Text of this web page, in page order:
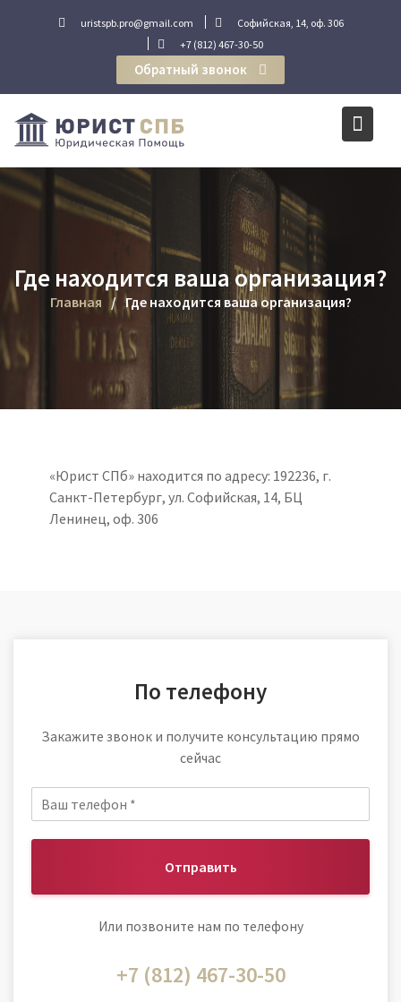
uristspb.pro@gmail.com
Софийская, 14, оф. 306
+7 (812) 467-30-50
Обратный звонок
Где находится ваша организация?
Главная Где находится ваша организация?
«Юрист СПб» находится по адресу: 192236, г.
Санкт-Петербург, ул. Софийская, 14, БЦ
Ленинец, оф. 306
По телефону
Закажите звонок и получите консультацию прямо
сейчас
Отправить
Или позвоните нам по телефону
+7 (812) 467-30-50